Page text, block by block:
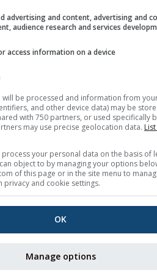
Megjelenés
Napok
Háttér
Háttérképpel
Nincs háttér: Sötét
Nincs háttér: Világos
További időjárási adatok
advertising and content, advertising and
audience research and services
access information on a device
be processed and information from
and other device data) may be
with 750 partners, or used specifically
may use precise geolocation data.
process your personal data on the basis of
object to by managing your options
of this page or in the site menu to
privacy and cookie settings.
OK
Manage options